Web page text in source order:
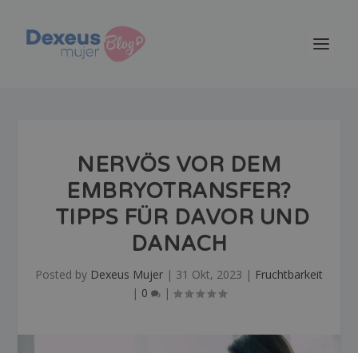
NERVÖS VOR DEM
EMBRYOTRANSFER?
TIPPS FÜR DAVOR UND
DANACH
Posted by Dexeus Mujer | 31 Okt, 2023 | Fruchtbarkeit
| 0 |